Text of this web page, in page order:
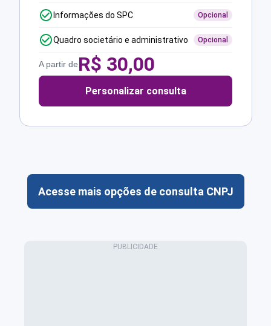
Informações do SPC Opcional
Quadro societário e administrativo Opcional
A partir deR$ 30,00
Personalizar consulta
Acesse mais opções de consulta CNPJ